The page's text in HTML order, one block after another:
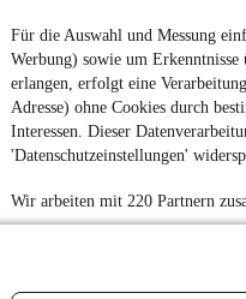
Für die Auswahl und Messung
Werbung) sowie um
erlangen, erfolgt eine
Adresse) ohne Cookies durch
Interessen. Dieser
'Datenschutzeinstellungen'
Wir arbeiten mit 220 Partnern
Report Security Vulnerability
Powered
neue Autos
Leasing-